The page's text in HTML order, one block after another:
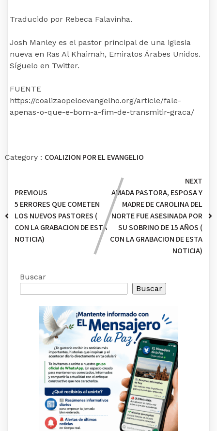
Traducido por Rebeca Falavinha.
Josh Manley es el pastor principal de una iglesia
nueva en Ras Al Khaimah, Emiratos Árabes Unidos.
Síguelo en Twitter.
FUENTE
https://coalizaopeloevangelho.org/article/fale-
apenas-o-que-e-bom-a-fim-de-transmitir-graca/
Category : COALIZION POR EL EVANGELIO
PREVIOUS
5 ERRORES QUE COMETEN
LOS NUEVOS PASTORES (
CON LA GRABACION DE ESTA
NOTICIA)
NEXT
AMADA PASTORA, ESPOSA Y
MADRE DE CAROLINA DEL
NORTE FUE ASESINADA POR
SU SOBRINO DE 15 AÑOS (
CON LA GRABACION DE ESTA
NOTICIA)
Buscar
Buscar